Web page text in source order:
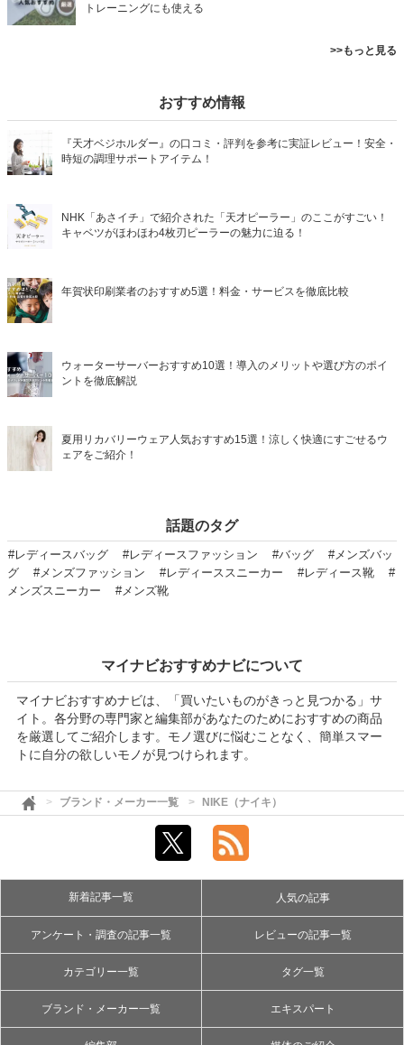
トレーニングにも使える
>>もっと見る
おすすめ情報
『天才ベジホルダー』の口コミ・評判を参考に実証レビュー！安全・
時短の調理サポートアイテム！
NHK「あさイチ」で紹介された「天才ピーラー」のここがすごい！
キャベツがほわほわ4枚刃ピーラーの魅力に迫る！
年賀状印刷業者のおすすめ5選！料金・サービスを徹底比較
ウォーターサーバーおすすめ10選！導入のメリットや選び方のポイ
ントを徹底解説
夏用リカバリーウェア人気おすすめ15選！涼しく快適にすごせるウ
ェアをご紹介！
話題のタグ
#レディースバッグ #レディースファッション #バッグ
#メンズバッ
グ
#メンズファッション #レディーススニーカー #レディース靴
#
メンズスニーカー
#メンズ靴
マイナビおすすめナビについて
マイナビおすすめナビは、「買いたいものがきっと見つかる」サ
イト。各分野の専門家と編集部があなたのためにおすすめの商品
を厳選してご紹介します。モノ選びに悩むことなく、簡単スマー
トに自分の欲しいモノが見つけられます。
ブランド・メーカー一覧 NIKE（ナイキ）
新着記事一覧 人気の記事
アンケート・調査の記事一覧 レビューの記事一覧
カテゴリー一覧 タグ一覧
ブランド・メーカー一覧 エキスパート